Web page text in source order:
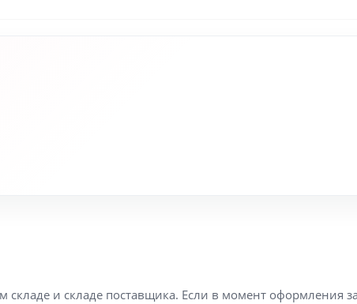
складе и складе поставщика. Если в момент оформления